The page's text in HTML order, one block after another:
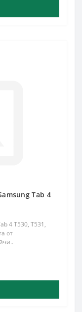
Tab 4
4 Т530, Т531,
от